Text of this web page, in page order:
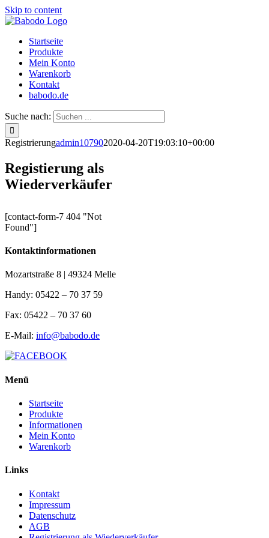
Skip to content
Startseite
Produkte
Mein Konto
Warenkorb
Kontakt
babodo.de
Suche nach:
Registrierungadmin107902020-04-20T19:03:10+00:00
Registierung als
Wiederverkäufer
[contact-form-7 404 "Not
Found"]
Kontaktinformationen
Mozartstraße 8 | 49324 Melle
Handy: 05422 – 70 37 59
Fax: 05422 – 70 37 60
E-Mail: info@babodo.de
Menü
Startseite
Produkte
Informationen
Mein Konto
Warenkorb
Links
Kontakt
Impressum
Datenschutz
AGB